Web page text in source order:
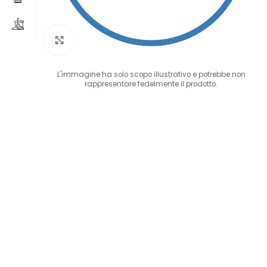
Clicca per ingrandire
L'immagine ha solo scopo illustrativo e potrebbe non
rappresentare fedelmente il prodotto.